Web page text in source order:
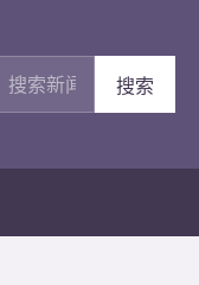
搜索新闻
搜索